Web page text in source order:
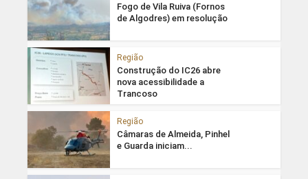
Fogo de Vila Ruiva (Fornos
de Algodres) em resolução
Região
Construção do IC26 abre
nova acessibilidade a
Trancoso
Região
Câmaras de Almeida, Pinhel
e Guarda iniciam...